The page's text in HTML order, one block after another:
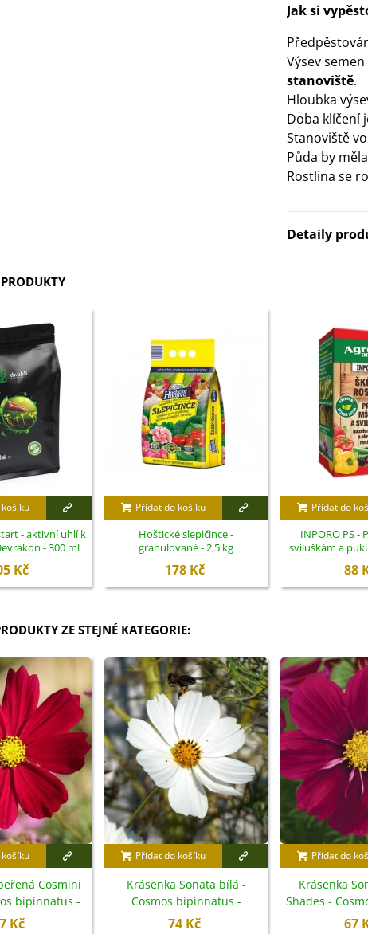
Jak si
Výsev
stanoviště.
Hloubka
Doba klíčení
Stanoviště
Půda by
Rostlina se
Detaily
- aktivní uhlí k
- 300 ml
Kč
Přidat do košíku
Hoštické slepičince -
granulované - 2,5 kg
178 Kč
Přidat do
INPORO PS -
sviluškám a
88
ZE STEJNÉ KATEGORIE:
Cosmini
bipinnatus -
- 20 ks
Kč
Přidat do košíku
Krásenka Sonata bílá -
Cosmos bipinnatus -
semena - 15 ks
74 Kč
Přidat do
Krásenka
Shades -
-
67